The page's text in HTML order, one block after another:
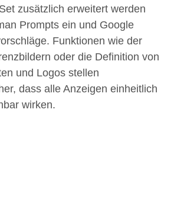
zusätzlich erweitert werden
Prompts ein und Google
Funktionen wie der
oder die Definition von
und Logos stellen
dass alle Anzeigen einheitlich
wirken.